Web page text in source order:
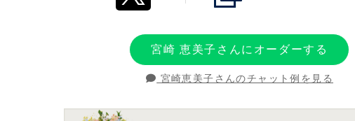
宮崎 恵美子さんにオーダーする
宮崎恵美子さんのチャット例を見る